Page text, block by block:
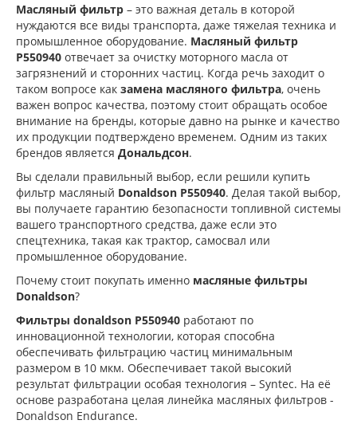
Масляный фильтр – это важная деталь в которой
нуждаются все виды транспорта, даже тяжелая техника и
промышленное оборудование. Масляный фильтр
P550940 отвечает за очистку моторного масла от
загрязнений и сторонних частиц. Когда речь заходит о
таком вопросе как замена масляного фильтра, очень
важен вопрос качества, поэтому стоит обращать особое
внимание на бренды, которые давно на рынке и качество
их продукции подтверждено временем. Одним из таких
брендов является Дональдсон.
Вы сделали правильный выбор, если решили купить
фильтр масляный Donaldson P550940. Делая такой выбор,
вы получаете гарантию безопасности топливной системы
вашего транспортного средства, даже если это
спецтехника, такая как трактор, самосвал или
промышленное оборудование.
Почему стоит покупать именно масляные фильтры
Donaldson?
Фильтры donaldson P550940 работают по
инновационной технологии, которая способна
обеспечивать фильтрацию частиц минимальным
размером в 10 мкм. Обеспечивает такой высокий
результат фильтрации особая технология – Syntec. На её
основе разработана целая линейка масляных фильтров -
Donaldson Endurance.